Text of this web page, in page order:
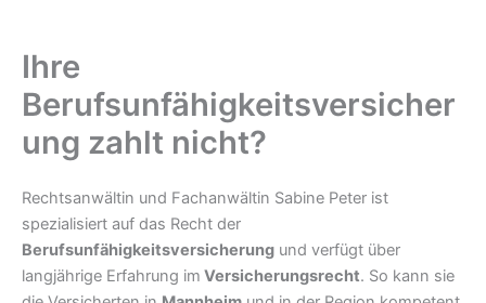
Ihre
Berufsunfähigkeitsversicher
ung zahlt nicht?
Rechtsanwältin und Fachanwältin Sabine Peter ist
spezialisiert auf das Recht der
Berufsunfähigkeitsversicherung und verfügt über
langjährige Erfahrung im Versicherungsrecht. So kann sie